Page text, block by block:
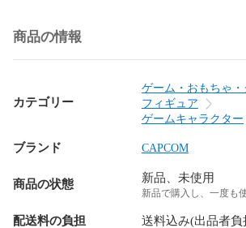
商品の情報
カテゴリー
ゲーム・おもちゃ・
フィギュア
ゲームキャラクター
ブランド CAPCOM
商品の状態 新品、未使用
新品で購入し、一度も
配送料の負担 送料込み(出品者負